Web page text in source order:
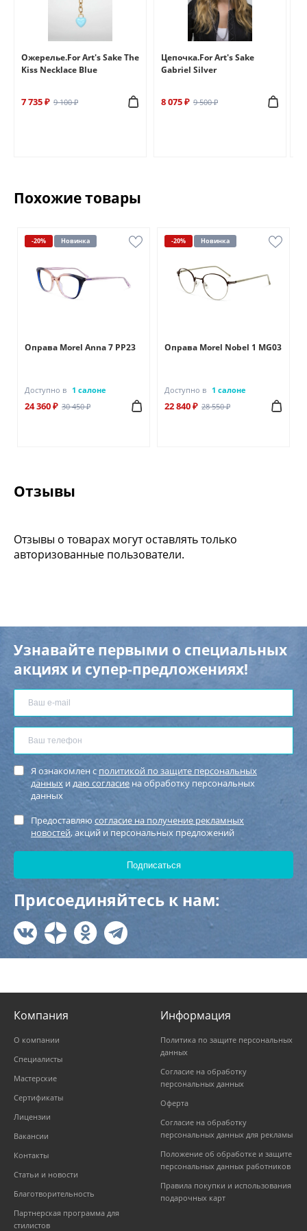
Ожерелье.For Art's Sake The
Kiss Necklace Blue
7 735 ₽ 9 100 ₽
Цепочка.For Art's Sake
Gabriel Silver
8 075 ₽ 9 500 ₽
Похожие товары
-20% Новинка
Оправа Morel Anna 7 PP23
Доступно в 1 салоне
24 360 ₽ 30 450 ₽
-20% Новинка
Оправа Morel Nobel 1 MG03
Доступно в 1 салоне
22 840 ₽ 28 550 ₽
Отзывы
Отзывы о товарах могут оставлять только
авторизованные пользователи.
Узнавайте первыми о специальных
акциях и супер-предложениях!
Я ознакомлен с политикой по защите персональных
данных идаю согласие на обработку персональных
данных
Предоставляю согласие на получение рекламных
новостей, акций и персональных предложений
Присоединяйтесь к нам:
Компания
О компании
Специалисты
Мастерские
Сертификаты
Лицензии
Вакансии
Контакты
Статьи и новости
Благотворительность
Партнерская программа для
стилистов
Информация
Политика по защите персональных
данных
Согласие на обработку
персональных данных
Оферта
Согласие на обработку
персональных данных для рекламы
Положение об обработке и защите
персональных данных работников
Правила покупки и использования
подарочных карт